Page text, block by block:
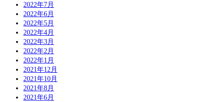
2022年7月
2022年6月
2022年5月
2022年4月
2022年3月
2022年2月
2022年1月
2021年12月
2021年10月
2021年8月
2021年6月